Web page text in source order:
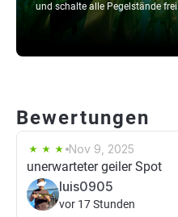
und schalte alle Pegelstände frei
Bewertungen
Nov 9, 2025
unerwarteter geiler Spot
luis0905
vor 17 Stunden